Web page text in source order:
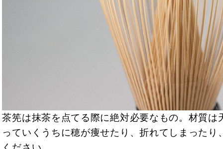
茶筅は抹茶を点てる際に絶対必要なもの。材質は
っていくうちに穂が痩せたり、折れてしまった